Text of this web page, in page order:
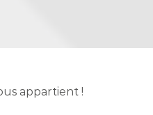
appartient !